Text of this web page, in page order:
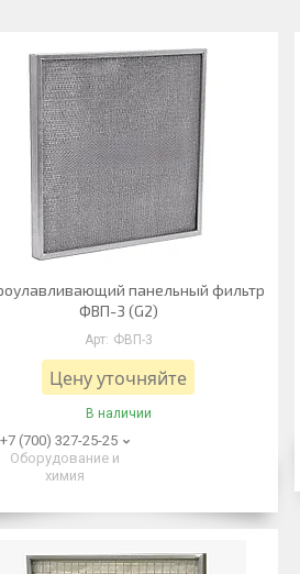
панельный фильтр
ФВП-3 (G2)
ФВП-3
Цену уточняйте
В наличии
+7 (700) 327-25-25
Оборудование и
химия